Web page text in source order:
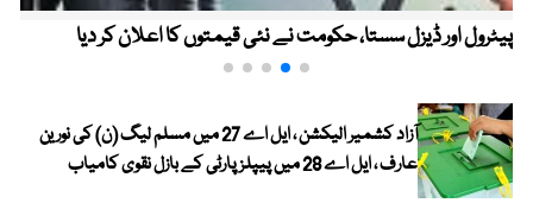
پیٹرول اور ڈیزل سستا، حکومت نے نئی قیمتوں کا اعلان کر دیا
آزاد کشمیر الیکشن ، ایل اے 27 میں مسلم لیگ (ن) کی نورین
عارف ، ایل اے 28 میں پیپلز پارٹی کے بازل نقوی کامیاب